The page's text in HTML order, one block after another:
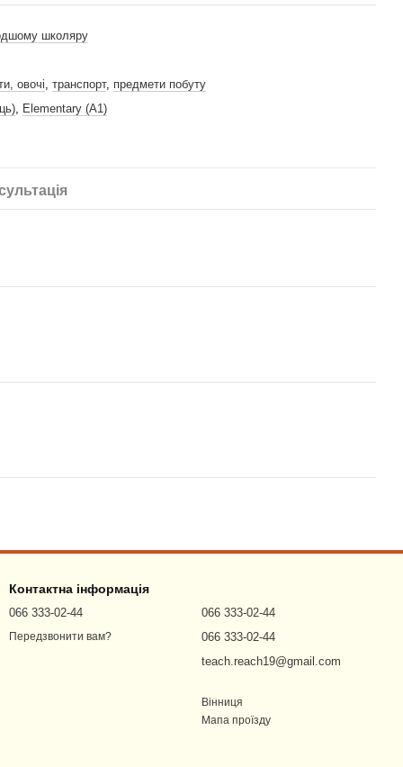
школяру
овочі, транспорт, предмети побуту
, Elementary (A1)
Контактна інформація
066 333-02-44
Передзвонити вам?
066 333-02-44
066 333-02-44
teach.reach19@gmail.com
Вінниця
Мапа проїзду